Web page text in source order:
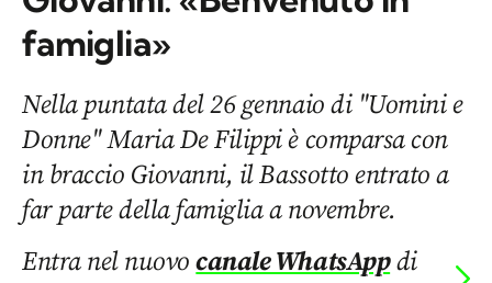
famiglia»
Nella puntata del 26 gennaio di "Uomini e
Donne" Maria De Filippi è comparsa con
in braccio Giovanni, il Bassotto entrato a
far parte della famiglia a novembre.
Entra nel nuovocanale WhatsAppdi